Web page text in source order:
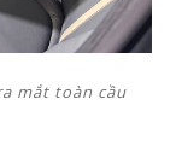
mắt toàn cầu